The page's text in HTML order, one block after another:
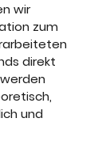
wir
zum
direkt
und